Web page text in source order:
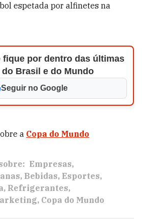
espetada por alfinetes na
fique por dentro das últimas
Brasil e do Mundo
Seguir no Google
a Copa do Mundo
Empresas
Bebidas Esportes
Refrigerantes
Copa do Mundo